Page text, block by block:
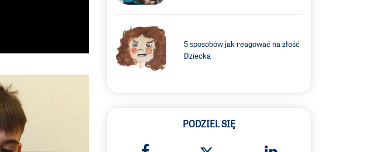
5 sposobów jak reagować na złość
Dziecka
PODZIEL SIĘ